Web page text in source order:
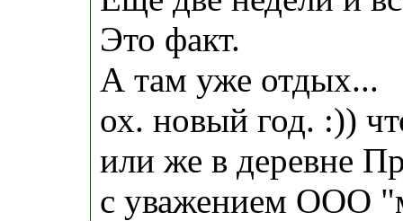
Это факт.
А там уже отдых...
ох. новый год. :))
или же в деревне
с уважением ООО